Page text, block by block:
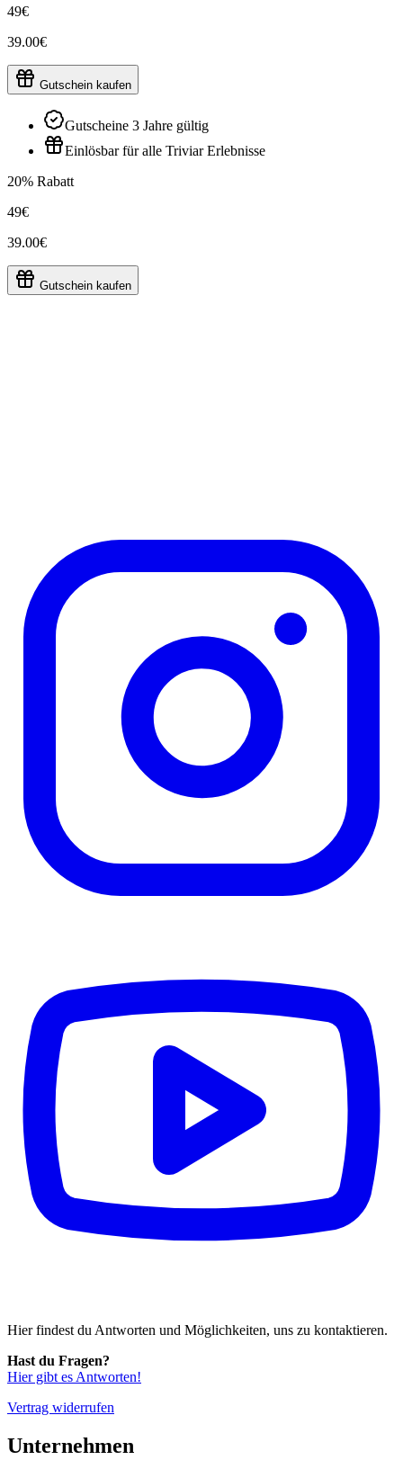
49€
39.00€
Gutschein kaufen
Gutscheine 3 Jahre gültig
Einlösbar für alle Triviar Erlebnisse
20% Rabatt
49€
39.00€
Gutschein kaufen
Hier findest du Antworten und Möglichkeiten, uns zu kontaktieren.
Hast du Fragen?
Hier gibt es Antworten!
Vertrag widerrufen
Unternehmen